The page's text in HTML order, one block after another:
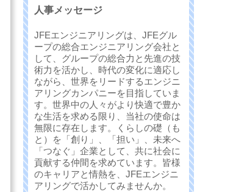
人事メッセージ
JFEエンジニアリングは、JFEグル
ープの総合エンジニアリング会社と
して、グループの総合力と先進の技
術力を活かし、時代の変化に適応し
ながら、世界をリードするエンジニ
アリングカンパニーを目指していま
す。世界中の人々がより快適で豊か
な生活を求める限り、当社の使命は
無限に存在します。くらしの礎（も
と）を「創り」、「担い」、未来へ
「つなぐ」企業として、共に社会に
貢献する仲間を求めています。皆様
のキャリアと情熱を、JFEエンジニ
アリングで活かしてみませんか。